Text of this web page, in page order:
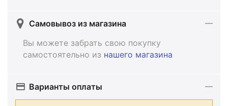
Самовывоз из магазина
Вы можете забрать свою покупку
самостоятельно из нашего магазина
Варианты оплаты